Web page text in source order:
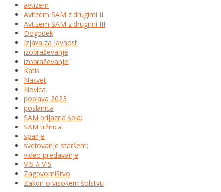
avtizem
Avtizem SAM z drugimi II
Avtizem SAM z drugimi III
Dogodek
Izjava za javnost
izobraževanje
izobraževanje;
Katis
Nasvet
Novica
poplava 2023
poslanica
SAM prijazna šola;
SAM tržnica
spanje
svetovanje staršem;
video predavanje
VIS A VIS
Zagovorništvo
Zakon o visokem šolstvu